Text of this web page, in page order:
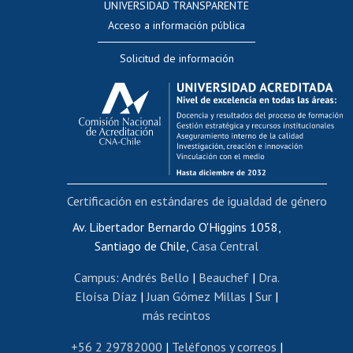
Evaluación docente
Calificación académica
Postulación al AUCAI
Funcionarias/os
Cursos internos de capacitación
Bienestar del personal
Portal de movilidad interna
Certificado de renta
Certificado de renta honorarios
Editar páginas blancas
Extranjeras/os
Revalidación y reconocimiento de títulos
UNIVERSIDAD TRANSPARENTE
Acceso a información pública
Solicitud de información
Av. Libertador Bernardo O'Higgins 1058,
Santiago de Chile, Casa Central
Campus: Andrés Bello | Beauchef| Dra.
Eloísa Díaz |Juan Gómez Millas | Sur |
más recintos
+56 2 29782000 | Teléfonos y correos |
Certificación en estándares de igualdad de género